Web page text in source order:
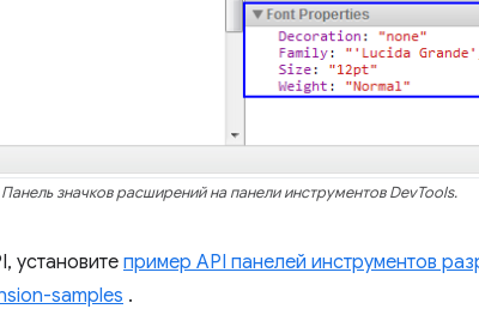
Панель значков расширений на панели инструментов DevTools.
установитепример API панелей инструментов
samples .